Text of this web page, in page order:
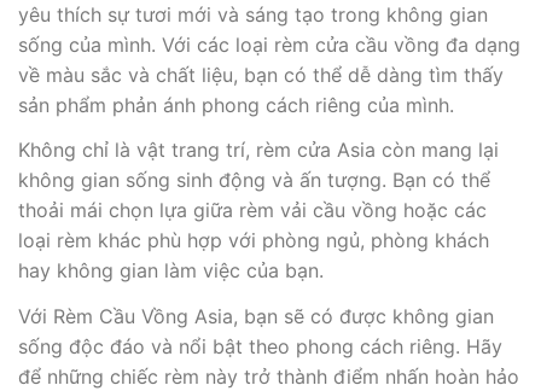
yêu thích sự tươi mới và sáng tạo trong không gian
sống của mình. Với các loại rèm cửa cầu vồng đa dạng
về màu sắc và chất liệu, bạn có thể dễ dàng tìm thấy
sản phẩm phản ánh phong cách riêng của mình.
Không chỉ là vật trang trí, rèm cửa Asia còn mang lại
không gian sống sinh động và ấn tượng. Bạn có thể
thoải mái chọn lựa giữa rèm vải cầu vồng hoặc các
loại rèm khác phù hợp với phòng ngủ, phòng khách
hay không gian làm việc của bạn.
Với Rèm Cầu Vồng Asia, bạn sẽ có được không gian
sống độc đáo và nổi bật theo phong cách riêng. Hãy
để những chiếc rèm này trở thành điểm nhấn hoàn hảo